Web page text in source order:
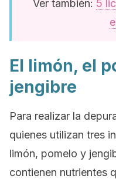
Ver también: 5
El limón, el
jengibre
Para realizar la
quienes utilizan tres
limón, pomelo y
contienen nutrientes